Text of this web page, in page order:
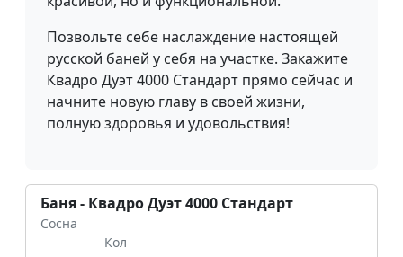
Позвольте себе наслаждение настоящей
русской баней у себя на участке. Закажите
Квадро Дуэт 4000 Стандарт прямо сейчас и
начните новую главу в своей жизни,
полную здоровья и удовольствия!
Баня - Квадро Дуэт 4000 Стандарт
Сосна
Кол